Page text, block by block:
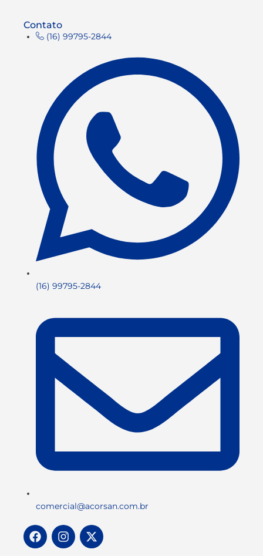
Contato
(16) 99795-2844
(16) 99795-2844
comercial@acorsan.com.br